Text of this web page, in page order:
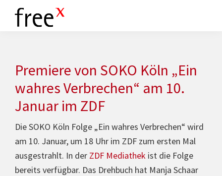
Hauptnavigation
Premiere von SOKO Köln „Ein
wahres Verbrechen“ am 10.
Januar im ZDF
Die SOKO Köln Folge „Ein wahres Ver­bre­chen“ wird
am 10. Januar, um 18 Uhr im ZDF zum ersten Mal
aus­ge­strahlt. In der ZDF Mediathek ist die Folge
bereits verfügbar. Das Drehbuch hat Manja Schaar